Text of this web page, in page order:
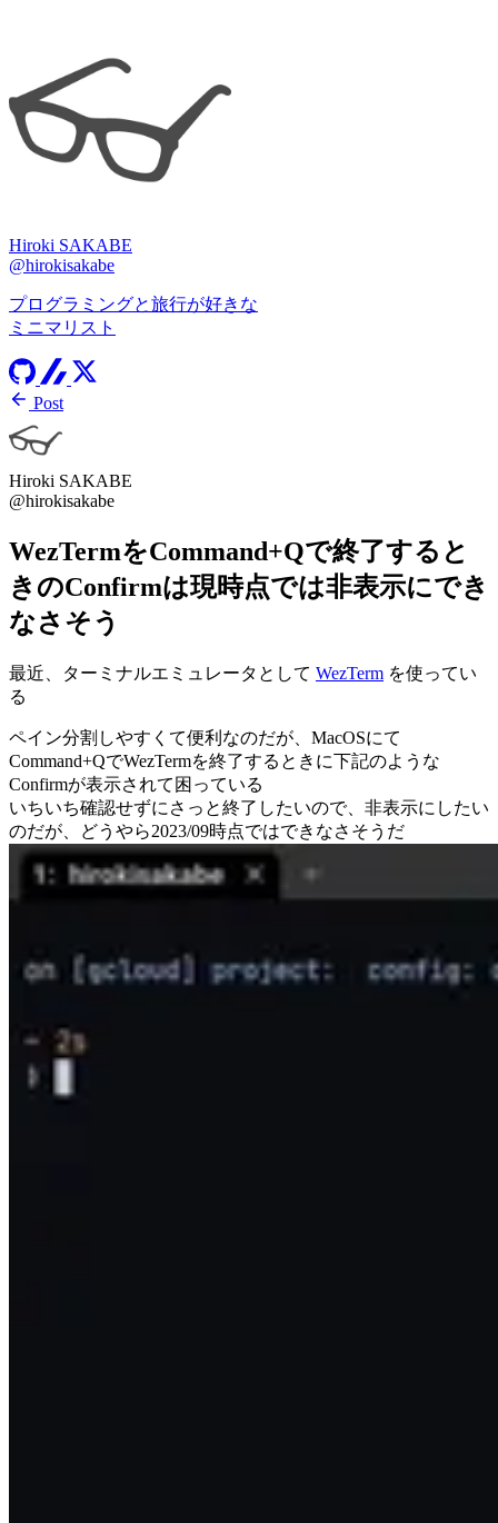
Hiroki SAKABE
@hirokisakabe
プログラミングと旅行が好きな
ミニマリスト
Post
Hiroki SAKABE
@hirokisakabe
WezTermをCommand+Qで終了すると
きのConfirmは現時点では非表示にでき
なさそう
最近、ターミナルエミュレータとして WezTerm を使ってい
る
ペイン分割しやすくて便利なのだが、MacOSにて
Command+QでWezTermを終了するときに下記のような
Confirmが表示されて困っている
いちいち確認せずにさっと終了したいので、非表示にしたい
のだが、どうやら2023/09時点ではできなさそうだ